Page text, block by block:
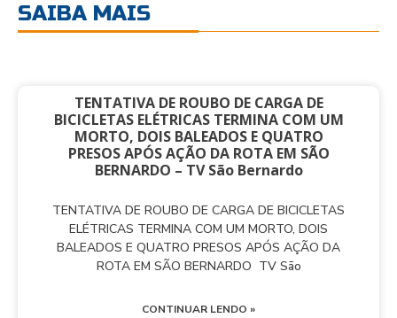
SAIBA MAIS
TENTATIVA DE ROUBO DE CARGA DE
BICICLETAS ELÉTRICAS TERMINA COM UM
MORTO, DOIS BALEADOS E QUATRO
PRESOS APÓS AÇÃO DA ROTA EM SÃO
BERNARDO – TV São Bernardo
TENTATIVA DE ROUBO DE CARGA DE BICICLETAS
ELÉTRICAS TERMINA COM UM MORTO, DOIS
BALEADOS E QUATRO PRESOS APÓS AÇÃO DA
ROTA EM SÃO BERNARDO TV São
CONTINUAR LENDO »